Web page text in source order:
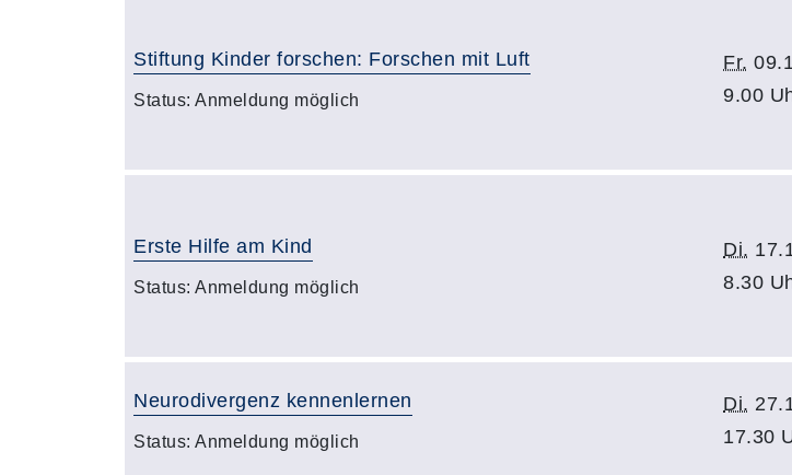
Stiftung Kinder forschen: Forschen mit Luft
Status: Anmeldung möglich
Fr.
9.00
Erste Hilfe am Kind
Status: Anmeldung möglich
Di.
8.30
Neurodivergenz kennenlernen
Status: Anmeldung möglich
Di.
17.30